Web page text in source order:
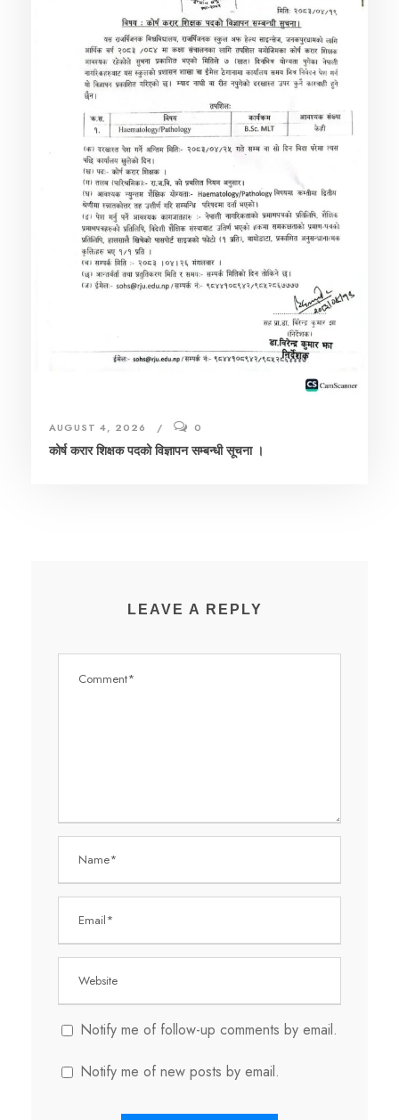
AUGUST 4, 2026
0
कोर्ष करार शिक्षक पदको विज्ञापन सम्बन्धी सूचना ।
LEAVE A REPLY
Notify me of follow-up comments by email.
Notify me of new posts by email.